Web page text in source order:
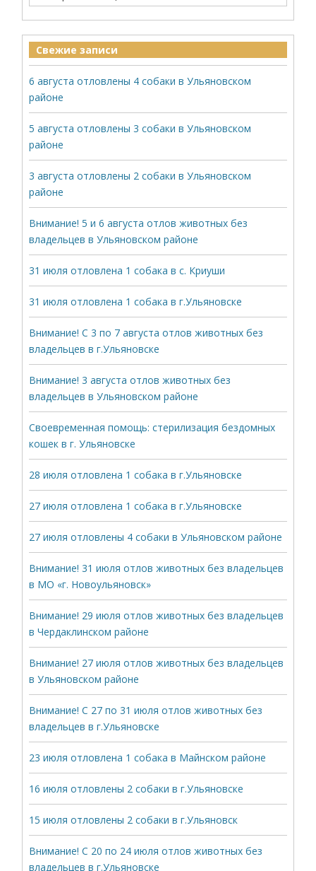
Свежие записи
6 августа отловлены 4 собаки в Ульяновском
районе
5 августа отловлены 3 собаки в Ульяновском
районе
3 августа отловлены 2 собаки в Ульяновском
районе
Внимание! 5 и 6 августа отлов животных без
владельцев в Ульяновском районе
31 июля отловлена 1 собака в с. Криуши
31 июля отловлена 1 собака в г.Ульяновске
Внимание! С 3 по 7 августа отлов животных без
владельцев в г.Ульяновске
Внимание! 3 августа отлов животных без
владельцев в Ульяновском районе
Своевременная помощь: стерилизация бездомных
кошек в г. Ульяновске
28 июля отловлена 1 собака в г.Ульяновске
27 июля отловлена 1 собака в г.Ульяновске
27 июля отловлены 4 собаки в Ульяновском районе
Внимание! 31 июля отлов животных без владельцев
в МО «г. Новоульяновск»
Внимание! 29 июля отлов животных без владельцев
в Чердаклинском районе
Внимание! 27 июля отлов животных без владельцев
в Ульяновском районе
Внимание! С 27 по 31 июля отлов животных без
владельцев в г.Ульяновске
23 июля отловлена 1 собака в Майнском районе
16 июля отловлены 2 собаки в г.Ульяновске
15 июля отловлены 2 собаки в г.Ульяновск
Внимание! С 20 по 24 июля отлов животных без
владельцев в г.Ульяновске